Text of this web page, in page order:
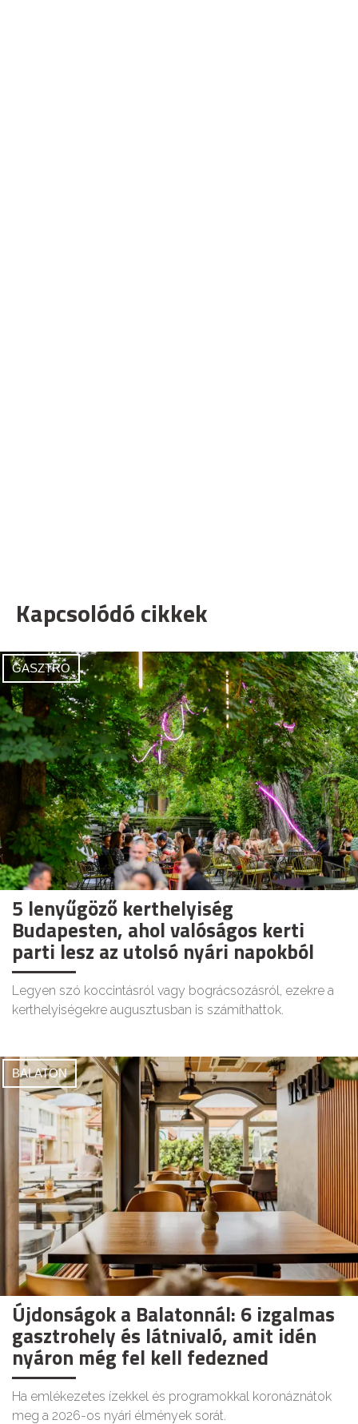
Kapcsolódó cikkek
GASZTRO
5 lenyűgöző kerthelyiség
Budapesten, ahol valóságos kerti
parti lesz az utolsó nyári napokból
Legyen szó koccintásról vagy bográcsozásról, ezekre a
kerthelyiségekre augusztusban is számíthattok.
BALATON
Újdonságok a Balatonnál: 6 izgalmas
gasztrohely és látnivaló, amit idén
nyáron még fel kell fedezned
Ha emlékezetes ízekkel és programokkal koronáznátok
meg a 2026-os nyári élmények sorát.